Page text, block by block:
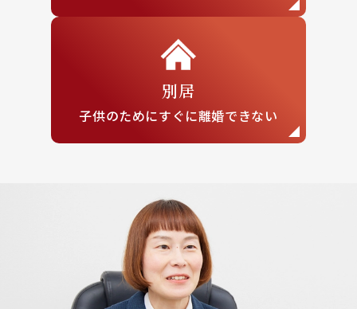
別居
子供のためにすぐに離婚できない